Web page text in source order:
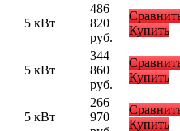
5 кВт
486
820
руб.
Купить
5 кВт
344
860
руб.
Купить
5 кВт
266
970
Купить